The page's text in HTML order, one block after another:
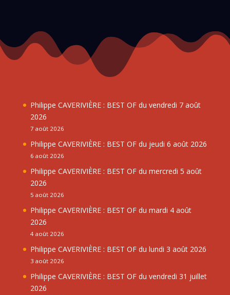
Philippe CAVERIVIÈRE : BEST OF du vendredi 7 août
2026
7 août 2026
Philippe CAVERIVIÈRE : BEST OF du jeudi 6 août 2026
6 août 2026
Philippe CAVERIVIÈRE : BEST OF du mercredi 5 août
2026
5 août 2026
Philippe CAVERIVIÈRE : BEST OF du mardi 4 août
2026
4 août 2026
Philippe CAVERIVIÈRE : BEST OF du lundi 3 août 2026
3 août 2026
Philippe CAVERIVIÈRE : BEST OF du vendredi 31 juillet
2026